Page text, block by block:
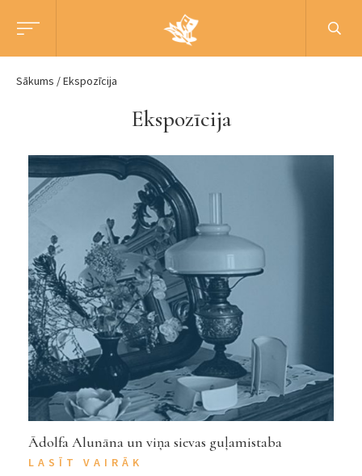
Sākums Ekspozīcija
Ekspozīcija
Ādolfa Alunāna un viņa sievas guļamistaba
LASĪT VAIRĀK